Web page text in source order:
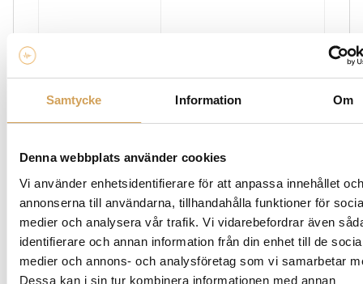
Samtycke Information Om
Denna webbplats använder cookies
Vi använder enhetsidentifierare för att anpassa innehållet och
annonserna till användarna, tillhandahålla funktioner för
medier och analysera vår trafik. Vi vidarebefordrar även
identifierare och annan information från din enhet till de
medier och annons- och analysföretag som vi samarbetar
Dessa kan i sin tur kombinera informationen med annan
Impedance 20 ohms